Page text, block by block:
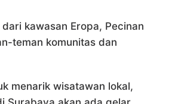
kawasan Eropa, Pecinan
teman komunitas dan
menarik wisatawan lokal,